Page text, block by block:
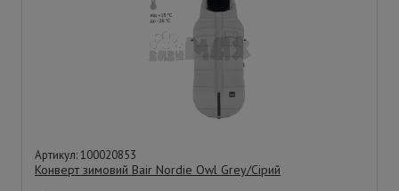
Артикул: 100020853
Конверт зимовий Bair Nordie Owl Grey/Сірий